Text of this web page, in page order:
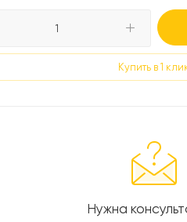
Купить в 1
Нужна